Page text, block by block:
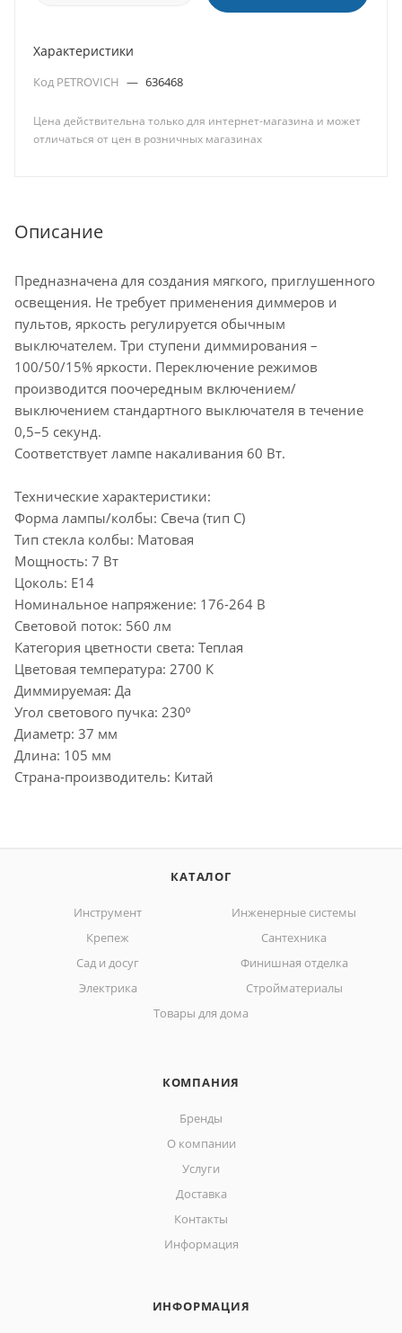
Характеристики
Код PETROVICH — 636468
Цена действительна только для интернет-магазина и может
отличаться от цен в розничных магазинах
Описание
Предназначена для создания мягкого, приглушенного
освещения. Не требует применения диммеров и
пультов, яркость регулируется обычным
выключателем. Три ступени диммирования –
100/50/15% яркости. Переключение режимов
производится поочередным включением/
выключением стандартного выключателя в течение
0,5–5 секунд.
Соответствует лампе накаливания 60 Вт.
Технические характеристики:
Форма лампы/колбы: Свеча (тип C)
Тип стекла колбы: Матовая
Мощность: 7 Вт
Цоколь: Е14
Номинальное напряжение: 176-264 В
Световой поток: 560 лм
Категория цветности света: Теплая
Цветовая температура: 2700 К
Диммируемая: Да
Угол светового пучка: 230⁰
Диаметр: 37 мм
Длина: 105 мм
Страна-производитель: Китай
КАТАЛОГ
Инструмент
Инженерные системы
Крепеж
Сантехника
Сад и досуг
Финишная отделка
Электрика
Стройматериалы
Товары для дома
КОМПАНИЯ
Бренды
О компании
Услуги
Доставка
Контакты
Информация
ИНФОРМАЦИЯ